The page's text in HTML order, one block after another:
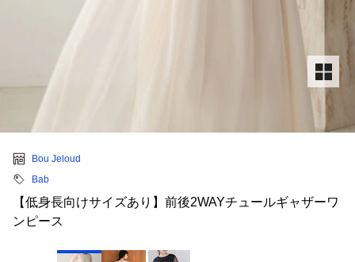
Bou Jeloud
Bab
【低身長向けサイズあり】前後2WAYチュールギャザーワ
ンピース